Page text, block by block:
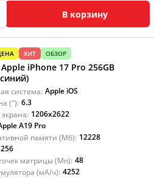
В корзину
ХИТ ОБЗОР
iPhone 17 Pro 256GB
система: Apple iOS
("): 6.3
1206x2622
A19 Pro
памяти (Мб): 12228
256
матрицы (Мп): 48
(мА/ч): 4252